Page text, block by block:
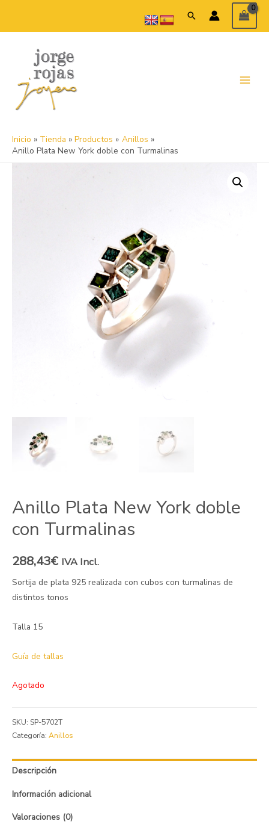
Buscar
Main
Inicio Tienda Productos
Anillos
Anillo Plata New York doble con Turmalinas
Anillo Plata New York doble
con Turmalinas
288,43€ IVA Incl.
Sortija de plata 925 realizada con cubos con turmalinas de
distintos tonos
Talla 15
Guía de tallas
Agotado
SKU: SP-5702T
Categoría: Anillos
Descripción
Información adicional
Valoraciones (0)